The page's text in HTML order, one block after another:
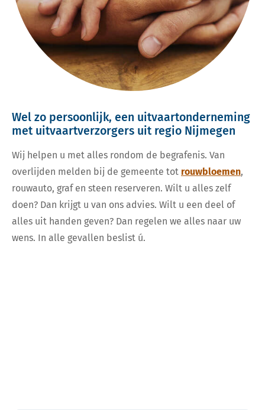
Wel zo persoonlijk, een uitvaartonderneming
met uitvaartverzorgers uit regio Nijmegen
Wij helpen u met alles rondom de begrafenis. Van
overlijden melden bij de gemeente tot rouwbloemen,
rouwauto, graf en steen reserveren. Wilt u alles zelf
doen? Dan krijgt u van ons advies. Wilt u een deel of
alles uit handen geven? Dan regelen we alles naar uw
wens. In alle gevallen beslist ú.